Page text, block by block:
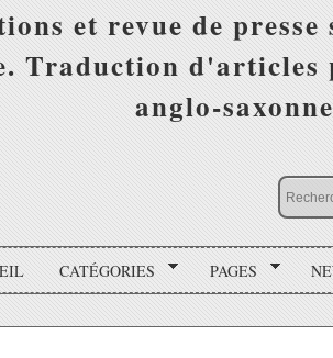
et revue de
Traduction d'articles
anglo-
CATÉGORIES PAGES